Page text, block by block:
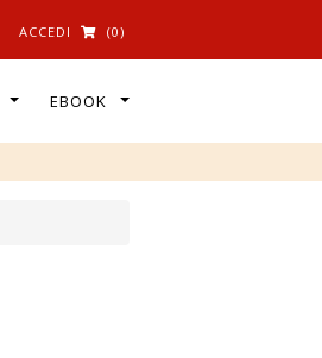
ACCEDI (0)
EBOOK